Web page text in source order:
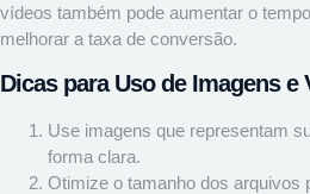
vídeos também pode aumentar o
melhorar a taxa de conversão.
Dicas para Uso de Imagens e
Use imagens que representam
forma clara.
Otimize o tamanho dos arquivos